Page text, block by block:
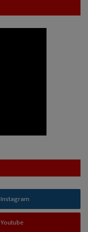
Instagram
Youtube